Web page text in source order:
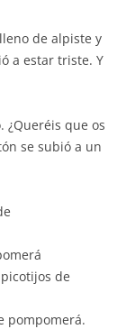
de alpiste y
a estar triste. Y
¿Queréis que os
se subió a un
de
pompomerá.